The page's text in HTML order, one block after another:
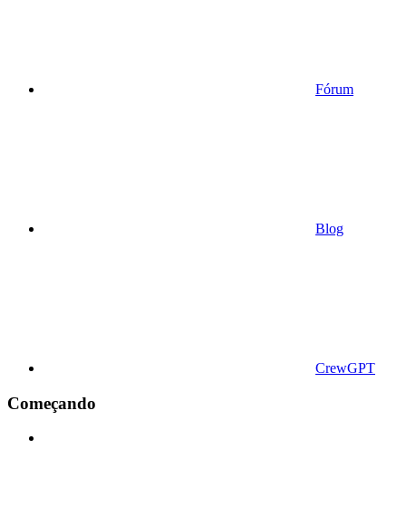
Fórum
Blog
CrewGPT
Começando